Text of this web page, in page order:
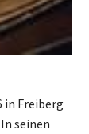
in Freiberg
seinen